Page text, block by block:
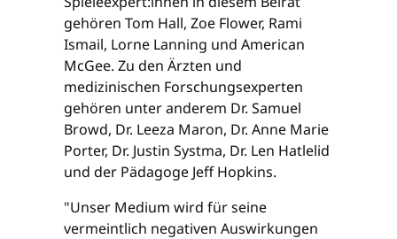
gehören Tom Hall, Zoe Flower, Rami
Ismail, Lorne Lanning und American
McGee. Zu den Ärzten und
medizinischen Forschungsexperten
gehören unter anderem Dr. Samuel
Browd, Dr. Leeza Maron, Dr. Anne Marie
Porter, Dr. Justin Systma, Dr. Len Hatlelid
und der Pädagoge Jeff Hopkins.
"Unser Medium wird für seine
vermeintlich negativen Auswirkungen